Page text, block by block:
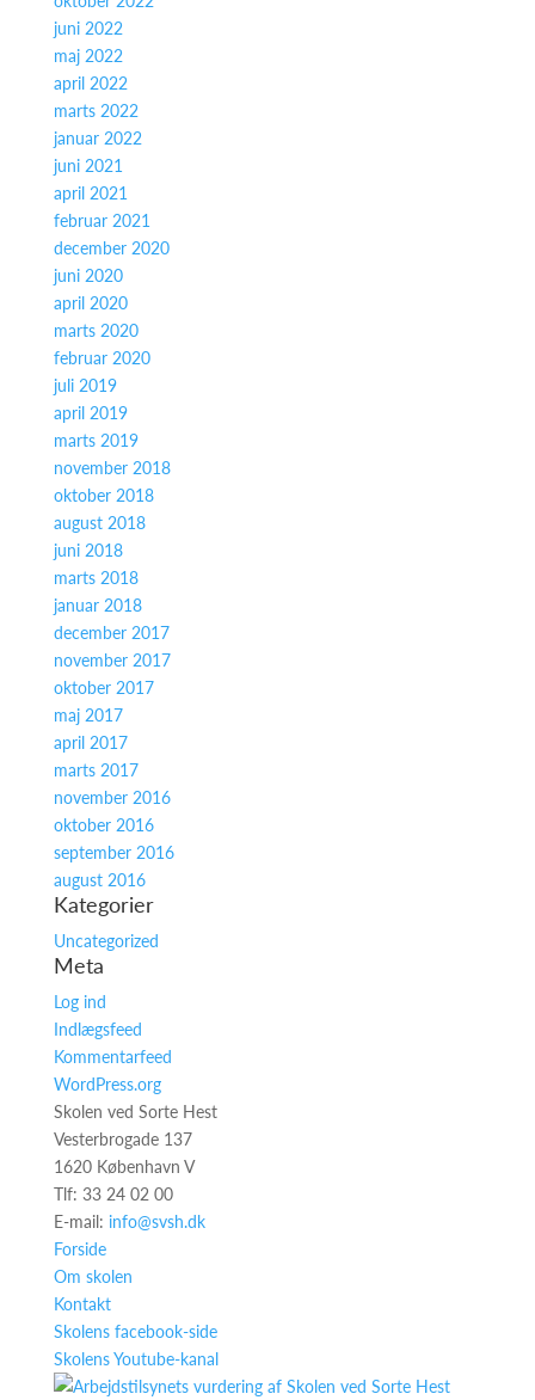
juni 2022
maj 2022
april 2022
marts 2022
januar 2022
juni 2021
april 2021
februar 2021
december 2020
juni 2020
april 2020
marts 2020
februar 2020
juli 2019
april 2019
marts 2019
november 2018
oktober 2018
august 2018
juni 2018
marts 2018
januar 2018
december 2017
november 2017
oktober 2017
maj 2017
april 2017
marts 2017
november 2016
oktober 2016
september 2016
august 2016
Kategorier
Uncategorized
Meta
Log ind
Indlægsfeed
Kommentarfeed
WordPress.org
Skolen ved Sorte Hest
Vesterbrogade 137
1620 København V
Tlf: 33 24 02 00
E-mail: info@svsh.dk
Forside
Om skolen
Kontakt
Skolens facebook-side
Skolens Youtube-kanal